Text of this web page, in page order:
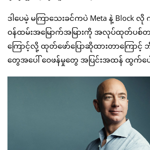
ဒါပေမဲ့ မကြာသေးခင်ကပဲ Meta နဲ့ Block
ဝန်ထမ်းအမြောက်အမြားကို အလုပ်ထုတ်ပစ်တ
ကြောင့်လို့ ထုတ်ဖော်ပြောဆိုထားတာကြောင့်
တွေအပေါ် ဝေဖန်မှုတွေ အပြင်းအထန် ထွက်ပ